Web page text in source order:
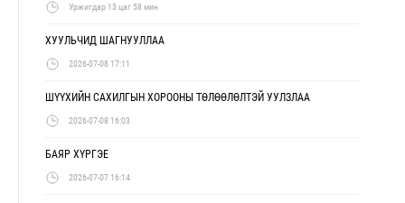
Уржигдар 13 цаг 58 мин
ХУУЛЬЧИД ШАГНУУЛЛАА
2026-07-08 17:11
ШҮҮХИЙН САХИЛГЫН ХОРООНЫ ТӨЛӨӨЛӨЛТЭЙ УУЛЗЛАА
2026-07-08 16:03
БАЯР ХҮРГЭЕ
2026-07-07 16:14